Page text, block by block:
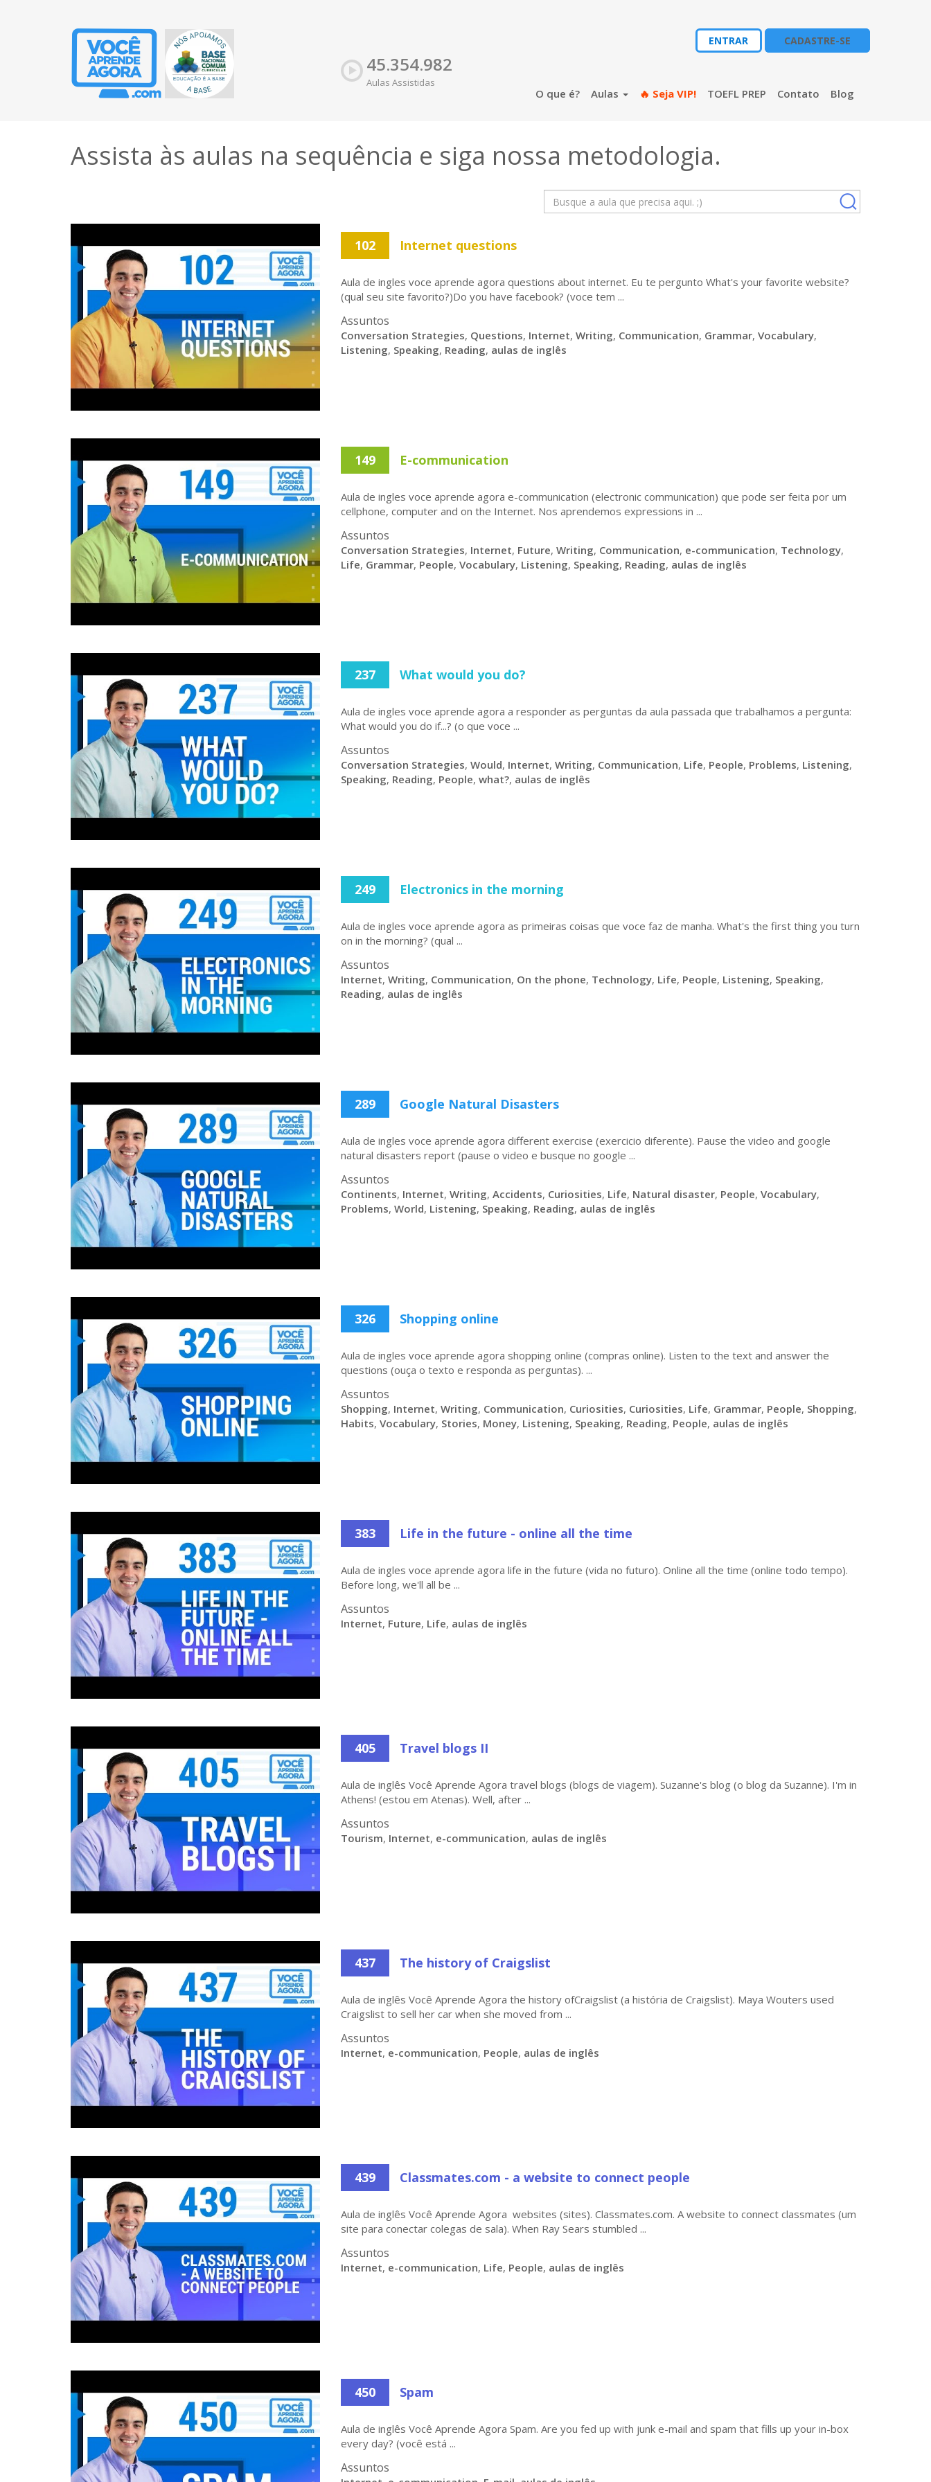
ENTRAR CADASTRE-SE
45.354.982
Aulas Assistidas
O que é? Aulas 🔥 Seja VIP! TOEFL PREP Contato Blog
Assista às aulas na sequência e siga nossa metodologia.
102 Internet questions
Aula de ingles voce aprende agora questions about internet. Eu te pergunto What's your favorite website?
(qual seu site favorito?)Do you have facebook? (voce tem ...
Assuntos
Conversation Strategies, Questions, Internet, Writing, Communication, Grammar, Vocabulary,
Listening, Speaking, Reading, aulas de inglês
149 E-communication
Aula de ingles voce aprende agora e-communication (electronic communication) que pode ser feita por um
cellphone, computer and on the Internet. Nos aprendemos expressions in ...
Assuntos
Conversation Strategies, Internet, Future, Writing, Communication, e-communication, Technology,
Life, Grammar, People, Vocabulary, Listening, Speaking, Reading, aulas de inglês
237 What would you do?
Aula de ingles voce aprende agora a responder as perguntas da aula passada que trabalhamos a pergunta:
What would you do if...? (o que voce ...
Assuntos
Conversation Strategies, Would, Internet, Writing, Communication, Life, People, Problems, Listening,
Speaking, Reading, People, what?, aulas de inglês
249 Electronics in the morning
Aula de ingles voce aprende agora as primeiras coisas que voce faz de manha. What's the first thing you turn
on in the morning? (qual ...
Assuntos
Internet, Writing, Communication, On the phone, Technology, Life, People, Listening, Speaking,
Reading, aulas de inglês
289 Google Natural Disasters
Aula de ingles voce aprende agora different exercise (exercicio diferente). Pause the video and google
natural disasters report (pause o video e busque no google ...
Assuntos
Continents, Internet, Writing, Accidents, Curiosities, Life, Natural disaster, People, Vocabulary,
Problems, World, Listening, Speaking, Reading, aulas de inglês
326 Shopping online
Aula de ingles voce aprende agora shopping online (compras online). Listen to the text and answer the
questions (ouça o texto e responda as perguntas). ...
Assuntos
Shopping, Internet, Writing, Communication, Curiosities, Curiosities, Life, Grammar, People, Shopping,
Habits, Vocabulary, Stories, Money, Listening, Speaking, Reading, People, aulas de inglês
383 Life in the future - online all the time
Aula de ingles voce aprende agora life in the future (vida no futuro). Online all the time (online todo tempo).
Before long, we'll all be ...
Assuntos
Internet, Future, Life, aulas de inglês
405 Travel blogs II
Aula de inglês Você Aprende Agora travel blogs (blogs de viagem). Suzanne's blog (o blog da Suzanne). I'm in
Athens! (estou em Atenas). Well, after ...
Assuntos
Tourism, Internet, e-communication, aulas de inglês
437 The history of Craigslist
Aula de inglês Você Aprende Agora the history ofCraigslist (a história de Craigslist). Maya Wouters used
Craigslist to sell her car when she moved from ...
Assuntos
Internet, e-communication, People, aulas de inglês
439 Classmates.com - a website to connect people
Aula de inglês Você Aprende Agora websites (sites). Classmates.com. A website to connect classmates (um
site para conectar colegas de sala). When Ray Sears stumbled ...
Assuntos
Internet, e-communication, Life, People, aulas de inglês
450 Spam
Aula de inglês Você Aprende Agora Spam. Are you fed up with junk e-mail and spam that fills up your in-box
every day? (você está ...
Assuntos